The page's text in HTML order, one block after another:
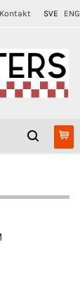
Kontakt SVE ENG